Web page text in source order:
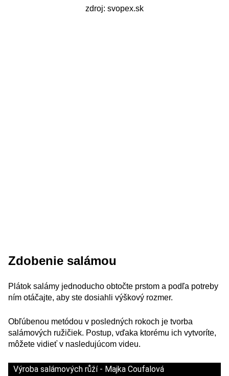
zdroj: svopex.sk
Zdobenie salámou
Plátok salámy jednoducho obtočte prstom a podľa potreby
ním otáčajte, aby ste dosiahli výškový rozmer.
Obľúbenou metódou v posledných rokoch je tvorba
salámových ružičiek. Postup, vďaka ktorému ich vytvoríte,
môžete vidieť v nasledujúcom videu.
Výroba salámových růží - Majka Coufalová